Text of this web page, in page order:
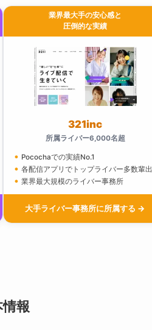
業界最大手の安心感と
圧倒的な実績
321inc
所属ライバー6,000名超
Pocochaでの実績No.1
各配信アプリでトップライバー多数輩出
業界最大規模のライバー事務所
大手ライバー事務所に所属する →
報